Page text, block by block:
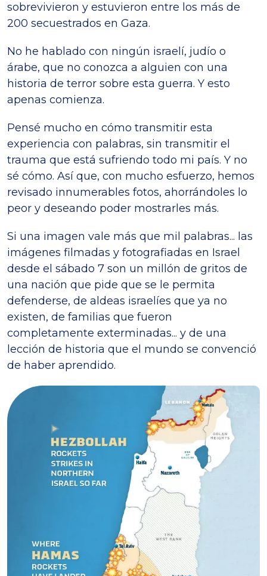
sobrevivieron y estuvieron entre los más de
200 secuestrados en Gaza.
No he hablado con ningún israelí, judío o
árabe, que no conozca a alguien con una
historia de terror sobre esta guerra. Y esto
apenas comienza.
Pensé mucho en cómo transmitir esta
experiencia con palabras, sin transmitir el
trauma que está sufriendo todo mi país. Y no
sé cómo. Así que, con mucho esfuerzo, hemos
revisado innumerables fotos, ahorrándoles lo
peor y deseando poder mostrarles más.
Si una imagen vale más que mil palabras... las
imágenes filmadas y fotografiadas en Israel
desde el sábado 7 son un millón de gritos de
una nación que pide que se le permita
defenderse, de aldeas israelíes que ya no
existen, de familias que fueron
completamente exterminadas... y de una
lección de historia que el mundo se convenció
de haber aprendido.